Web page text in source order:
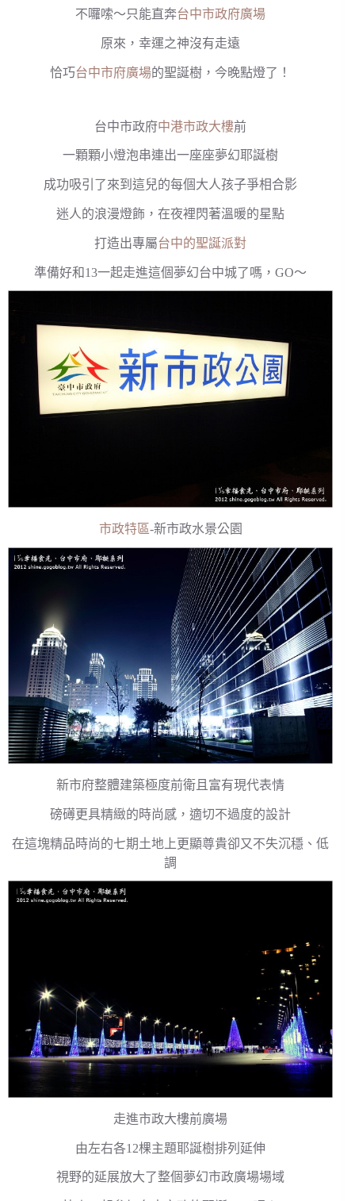
不囉嗦～只能直奔台中市政府廣場
原來，幸運之神沒有走遠
恰巧台中市府廣場的聖誕樹，今晚點燈了！
台中市政府中港市政大樓前
一顆顆小燈泡串連出一座座夢幻耶誕樹
成功吸引了來到這兒的每個大人孩子爭相合影
迷人的浪漫燈飾，在夜裡閃著溫暖的星點
打造出專屬台中的聖誕派對
準備好和13一起走進這個夢幻台中城了嗎，GO～
市政特區-新市政水景公園
新市府整體建築極度前衛且富有現代表情
磅礡更具精緻的時尚感，適切不過度的設計
在這塊精品時尚的七期土地上更顯尊貴卻又不失沉穩、低
調
走進市政大樓前廣場
由左右各12棵主題耶誕樹排列延伸
視野的延展放大了整個夢幻市政廣場場域